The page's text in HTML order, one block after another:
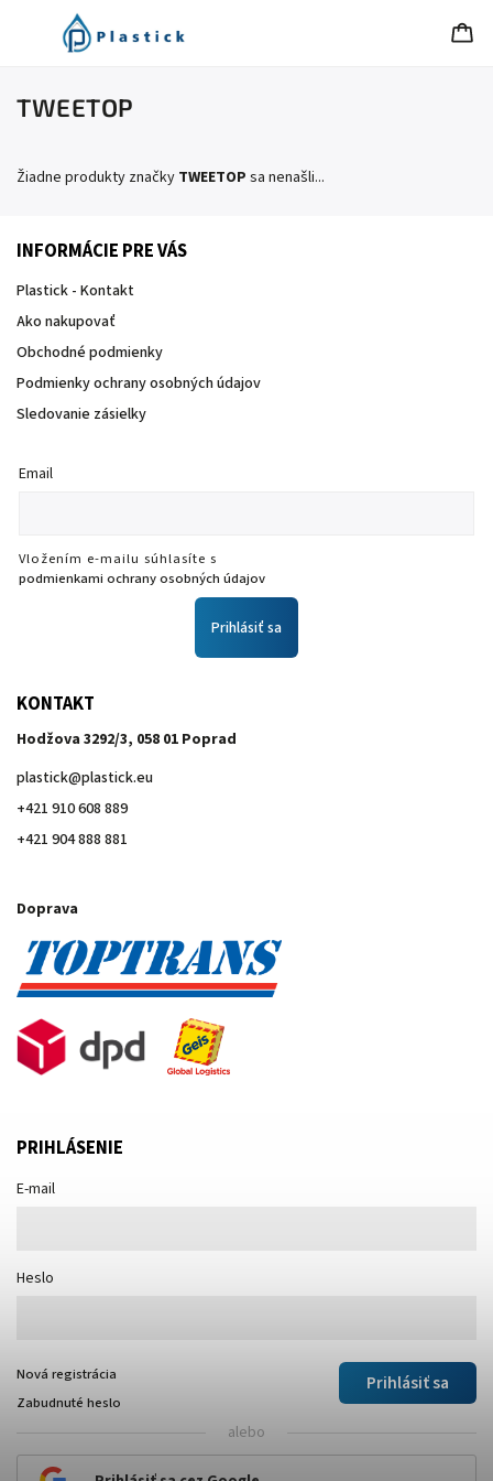
TWEETOP
Žiadne produkty značky TWEETOP sa nenašli...
INFORMÁCIE PRE VÁS
Plastick - Kontakt
Ako nakupovať
Obchodné podmienky
Podmienky ochrany osobných údajov
Sledovanie zásielky
Email
Vložením e-mailu súhlasíte s
podmienkami ochrany osobných údajov
Prihlásiť sa
KONTAKT
Hodžova 3292/3, 058 01 Poprad
plastick@plastick.eu
+421 910 608 889
+421 904 888 881
Doprava
PRIHLÁSENIE
E-mail
Heslo
Prihlásiť sa
Nová registrácia
Zabudnuté heslo
alebo